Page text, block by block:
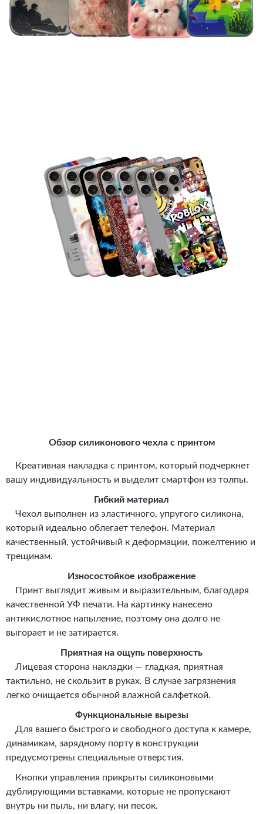
Обзор силиконового чехла с принтом
Креативная накладка с принтом, который подчеркнет
вашу индивидуальность и выделит смартфон из толпы.
Гибкий материал
Чехол выполнен из эластичного, упругого силикона,
который идеально облегает телефон. Материал
качественный, устойчивый к деформации, пожелтению и
трещинам.
Износостойкое изображение
Принт выглядит живым и выразительным, благодаря
качественной УФ печати. На картинку нанесено
антикислотное напыление, поэтому она долго не
выгорает и не затирается.
Приятная на ощупь поверхность
Лицевая сторона накладки — гладкая, приятная
тактильно, не скользит в руках. В случае загрязнения
легко очищается обычной влажной салфеткой.
Функциональные вырезы
Для вашего быстрого и свободного доступа к камере,
динамикам, зарядному порту в конструкции
предусмотрены специальные отверстия.
Кнопки управления прикрыты силиконовыми
дублирующими вставками, которые не пропускают
внутрь ни пыль, ни влагу, ни песок.